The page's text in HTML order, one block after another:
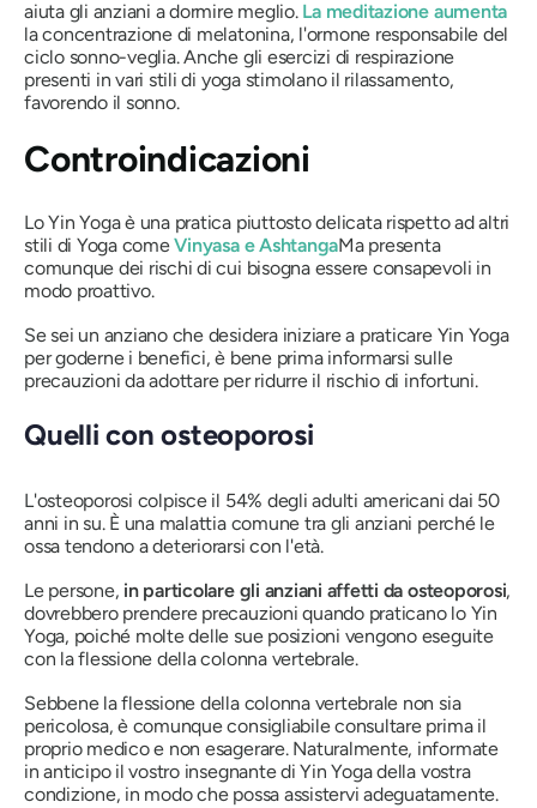
aiuta gli anziani a dormire meglio. La meditazione aumenta
la concentrazione di melatonina, l'ormone responsabile del
ciclo sonno-veglia. Anche gli esercizi di respirazione
presenti in vari stili di yoga stimolano il rilassamento,
favorendo il sonno.
Controindicazioni
Lo Yin Yoga è una pratica piuttosto delicata rispetto ad altri
stili di Yoga comeVinyasa e AshtangaMa presenta
comunque dei rischi di cui bisogna essere consapevoli in
modo proattivo.
Se sei un anziano che desidera iniziare a praticare Yin Yoga
per goderne i benefici, è bene prima informarsi sulle
precauzioni da adottare per ridurre il rischio di infortuni.
Quelli con osteoporosi
L'osteoporosi colpisce il 54% degli adulti americani dai 50
anni in su. È una malattia comune tra gli anziani perché le
ossa tendono a deteriorarsi con l'età.
Le persone, in particolare gli anziani affetti da osteoporosi,
dovrebbero prendere precauzioni quando praticano lo Yin
Yoga, poiché molte delle sue posizioni vengono eseguite
con la flessione della colonna vertebrale.
Sebbene la flessione della colonna vertebrale non sia
pericolosa, è comunque consigliabile consultare prima il
proprio medico e non esagerare. Naturalmente, informate
in anticipo il vostro insegnante di Yin Yoga della vostra
condizione, in modo che possa assistervi adeguatamente.